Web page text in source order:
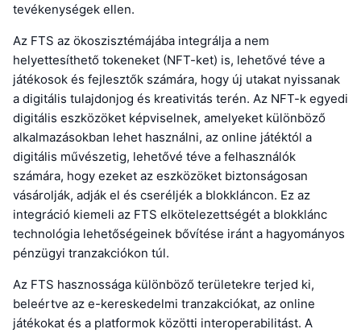
tevékenységek ellen.
Az FTS az ökoszisztémájába integrálja a nem
helyettesíthető tokeneket (NFT-ket) is, lehetővé téve a
játékosok és fejlesztők számára, hogy új utakat nyissanak
a digitális tulajdonjog és kreativitás terén. Az NFT-k egyedi
digitális eszközöket képviselnek, amelyeket különböző
alkalmazásokban lehet használni, az online játéktól a
digitális művészetig, lehetővé téve a felhasználók
számára, hogy ezeket az eszközöket biztonságosan
vásárolják, adják el és cseréljék a blokkláncon. Ez az
integráció kiemeli az FTS elkötelezettségét a blokklánc
technológia lehetőségeinek bővítése iránt a hagyományos
pénzügyi tranzakciókon túl.
Az FTS hasznossága különböző területekre terjed ki,
beleértve az e-kereskedelmi tranzakciókat, az online
játékokat és a platformok közötti interoperabilitást. A